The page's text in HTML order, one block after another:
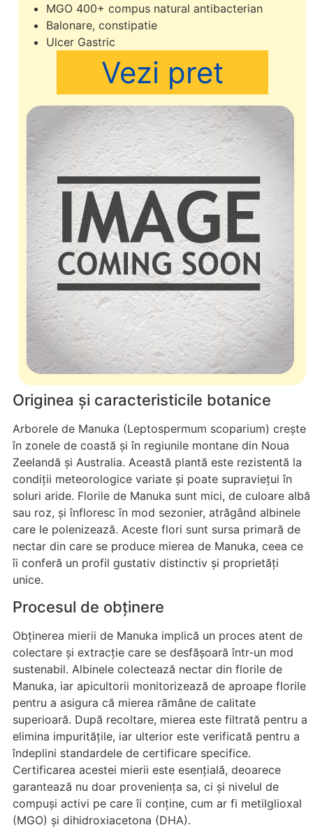
MGO 400+ compus natural antibacterian
Balonare, constipatie
Ulcer Gastric
Vezi pret
Originea și caracteristicile botanice
Arborele de Manuka (Leptospermum scoparium) crește
în zonele de coastă și în regiunile montane din Noua
Zeelandă și Australia. Această plantă este rezistentă la
condiții meteorologice variate și poate supraviețui în
soluri aride. Florile de Manuka sunt mici, de culoare albă
sau roz, și înfloresc în mod sezonier, atrăgând albinele
care le polenizează. Aceste flori sunt sursa primară de
nectar din care se produce mierea de Manuka, ceea ce
îi conferă un profil gustativ distinctiv și proprietăți
unice.
Procesul de obținere
Obținerea mierii de Manuka implică un proces atent de
colectare și extracție care se desfășoară într-un mod
sustenabil. Albinele colectează nectar din florile de
Manuka, iar apicultorii monitorizează de aproape florile
pentru a asigura că mierea rămâne de calitate
superioară. După recoltare, mierea este filtrată pentru a
elimina impuritățile, iar ulterior este verificată pentru a
îndeplini standardele de certificare specifice.
Certificarea acestei mierii este esențială, deoarece
garantează nu doar proveniența sa, ci și nivelul de
compuși activi pe care îi conține, cum ar fi metilglioxal
(MGO) și dihidroxiacetona (DHA).